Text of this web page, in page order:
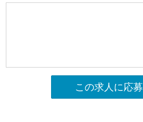
この求人に応募